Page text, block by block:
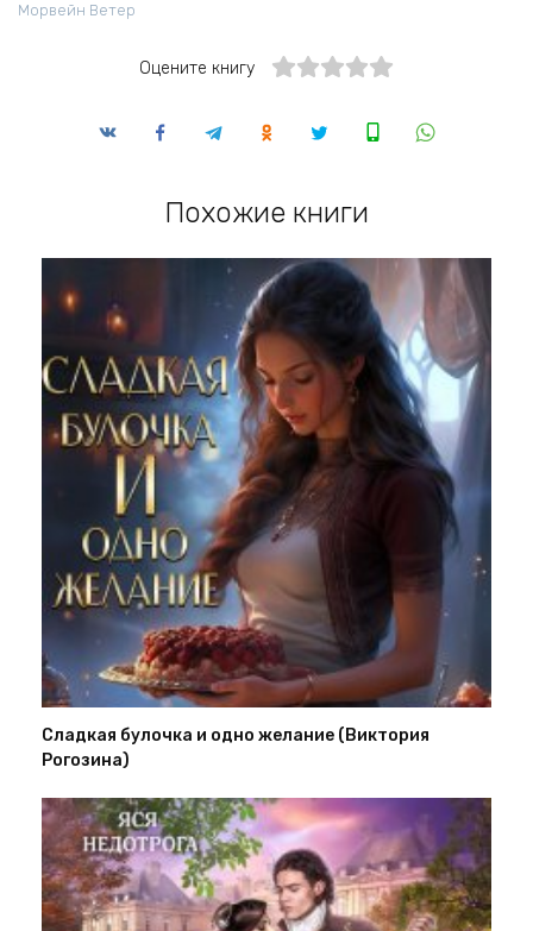
Морвейн Ветер
Оцените книгу
Похожие книги
Сладкая булочка и одно желание (Виктория
Рогозина)